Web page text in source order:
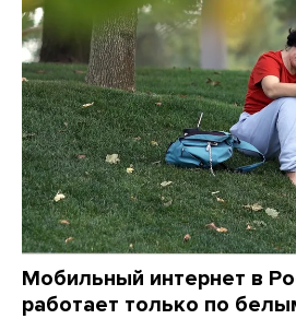
Мобильный интернет в
работает только по